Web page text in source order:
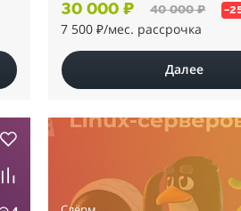
30 000 ₽ 40 000 ₽
7 500 ₽/мес. рассрочка
Далее